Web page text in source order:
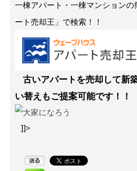
一棟アパート・一棟マンション
ート売却王」で検索！！
古いアパートを売却して新
い替えもご提案可能です！！
]]>